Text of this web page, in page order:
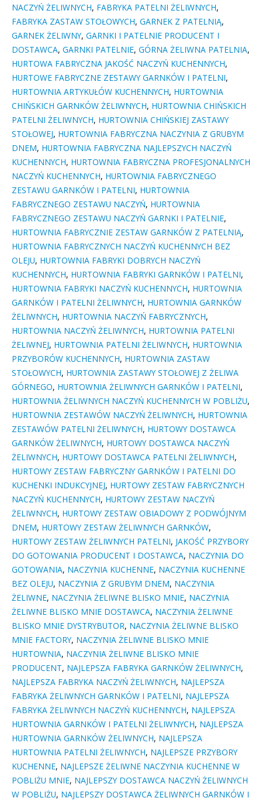
NACZYŃ ŻELIWNYCH, FABRYKA PATELNI ŻELIWNYCH,
FABRYKA ZASTAW STOŁOWYCH, GARNEK Z PATELNIĄ,
GARNEK ŻELIWNY, GARNKI I PATELNIE PRODUCENT I
DOSTAWCA, GARNKI PATELNIE, GÓRNA ŻELIWNA PATELNIA,
HURTOWA FABRYCZNA JAKOŚĆ NACZYŃ KUCHENNYCH,
HURTOWE FABRYCZNE ZESTAWY GARNKÓW I PATELNI,
HURTOWNIA ARTYKUŁÓW KUCHENNYCH, HURTOWNIA
CHIŃSKICH GARNKÓW ŻELIWNYCH, HURTOWNIA CHIŃSKICH
PATELNI ŻELIWNYCH, HURTOWNIA CHIŃSKIEJ ZASTAWY
STOŁOWEJ, HURTOWNIA FABRYCZNA NACZYNIA Z GRUBYM
DNEM, HURTOWNIA FABRYCZNA NAJLEPSZYCH NACZYŃ
KUCHENNYCH, HURTOWNIA FABRYCZNA PROFESJONALNYCH
NACZYŃ KUCHENNYCH, HURTOWNIA FABRYCZNEGO
ZESTAWU GARNKÓW I PATELNI, HURTOWNIA
FABRYCZNEGO ZESTAWU NACZYŃ, HURTOWNIA
FABRYCZNEGO ZESTAWU NACZYŃ GARNKI I PATELNIE,
HURTOWNIA FABRYCZNIE ZESTAW GARNKÓW Z PATELNIĄ,
HURTOWNIA FABRYCZNYCH NACZYŃ KUCHENNYCH BEZ
OLEJU, HURTOWNIA FABRYKI DOBRYCH NACZYŃ
KUCHENNYCH, HURTOWNIA FABRYKI GARNKÓW I PATELNI,
HURTOWNIA FABRYKI NACZYŃ KUCHENNYCH, HURTOWNIA
GARNKÓW I PATELNI ŻELIWNYCH, HURTOWNIA GARNKÓW
ŻELIWNYCH, HURTOWNIA NACZYŃ FABRYCZNYCH,
HURTOWNIA NACZYŃ ŻELIWNYCH, HURTOWNIA PATELNI
ŻELIWNEJ, HURTOWNIA PATELNI ŻELIWNYCH, HURTOWNIA
PRZYBORÓW KUCHENNYCH, HURTOWNIA ZASTAW
STOŁOWYCH, HURTOWNIA ZASTAWY STOŁOWEJ Z ŻELIWA
GÓRNEGO, HURTOWNIA ŻELIWNYCH GARNKÓW I PATELNI,
HURTOWNIA ŻELIWNYCH NACZYŃ KUCHENNYCH W POBLIŻU,
HURTOWNIA ZESTAWÓW NACZYŃ ŻELIWNYCH, HURTOWNIA
ZESTAWÓW PATELNI ŻELIWNYCH, HURTOWY DOSTAWCA
GARNKÓW ŻELIWNYCH, HURTOWY DOSTAWCA NACZYŃ
ŻELIWNYCH, HURTOWY DOSTAWCA PATELNI ŻELIWNYCH,
HURTOWY ZESTAW FABRYCZNY GARNKÓW I PATELNI DO
KUCHENKI INDUKCYJNEJ, HURTOWY ZESTAW FABRYCZNYCH
NACZYŃ KUCHENNYCH, HURTOWY ZESTAW NACZYŃ
ŻELIWNYCH, HURTOWY ZESTAW OBIADOWY Z PODWÓJNYM
DNEM, HURTOWY ZESTAW ŻELIWNYCH GARNKÓW,
HURTOWY ZESTAW ŻELIWNYCH PATELNI, JAKOŚĆ PRZYBORY
DO GOTOWANIA PRODUCENT I DOSTAWCA, NACZYNIA DO
GOTOWANIA, NACZYNIA KUCHENNE, NACZYNIA KUCHENNE
BEZ OLEJU, NACZYNIA Z GRUBYM DNEM, NACZYNIA
ŻELIWNE, NACZYNIA ŻELIWNE BLISKO MNIE, NACZYNIA
ŻELIWNE BLISKO MNIE DOSTAWCA, NACZYNIA ŻELIWNE
BLISKO MNIE DYSTRYBUTOR, NACZYNIA ŻELIWNE BLISKO
MNIE FACTORY, NACZYNIA ŻELIWNE BLISKO MNIE
HURTOWNIA, NACZYNIA ŻELIWNE BLISKO MNIE
PRODUCENT, NAJLEPSZA FABRYKA GARNKÓW ŻELIWNYCH,
NAJLEPSZA FABRYKA NACZYŃ ŻELIWNYCH, NAJLEPSZA
FABRYKA ŻELIWNYCH GARNKÓW I PATELNI, NAJLEPSZA
FABRYKA ŻELIWNYCH NACZYŃ KUCHENNYCH, NAJLEPSZA
HURTOWNIA GARNKÓW I PATELNI ŻELIWNYCH, NAJLEPSZA
HURTOWNIA GARNKÓW ŻELIWNYCH, NAJLEPSZA
HURTOWNIA PATELNI ŻELIWNYCH, NAJLEPSZE PRZYBORY
KUCHENNE, NAJLEPSZE ŻELIWNE NACZYNIA KUCHENNE W
POBLIŻU MNIE, NAJLEPSZY DOSTAWCA NACZYŃ ŻELIWNYCH
W POBLIŻU, NAJLEPSZY DOSTAWCA ŻELIWNYCH GARNKÓW I